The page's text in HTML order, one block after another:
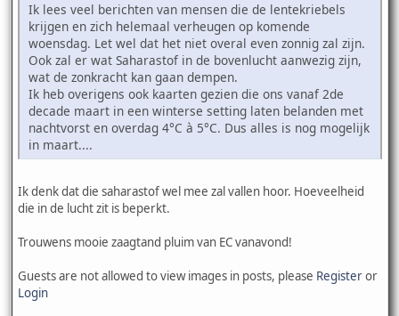
Ik lees veel berichten van mensen die de lentekriebels
krijgen en zich helemaal verheugen op komende
woensdag. Let wel dat het niet overal even zonnig zal zijn.
Ook zal er wat Saharastof in de bovenlucht aanwezig zijn,
wat de zonkracht kan gaan dempen.
Ik heb overigens ook kaarten gezien die ons vanaf 2de
decade maart in een winterse setting laten belanden met
nachtvorst en overdag 4°C à 5°C. Dus alles is nog mogelijk
in maart....
Ik denk dat die saharastof wel mee zal vallen hoor. Hoeveelheid
die in de lucht zit is beperkt.
Trouwens mooie zaagtand pluim van EC vanavond!
Guests are not allowed to view images in posts, please Registeror
Login